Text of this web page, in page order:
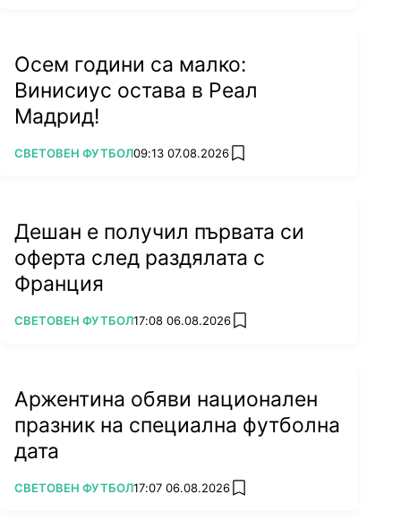
Осем години са малко:
Винисиус остава в Реал
Мадрид!
ПОВЕЧЕ ОТ
СВЕТОВЕН ФУТБОЛ09:13 07.08.2026 add favorites
Дешан е получил първата си
оферта след раздялата с
Франция
ПОВЕЧЕ ОТ
СВЕТОВЕН ФУТБОЛ17:08 06.08.2026 add favorites
Аржентина обяви национален
празник на специална футболна
дата
ПОВЕЧЕ ОТ
СВЕТОВЕН ФУТБОЛ17:07 06.08.2026 add favorites